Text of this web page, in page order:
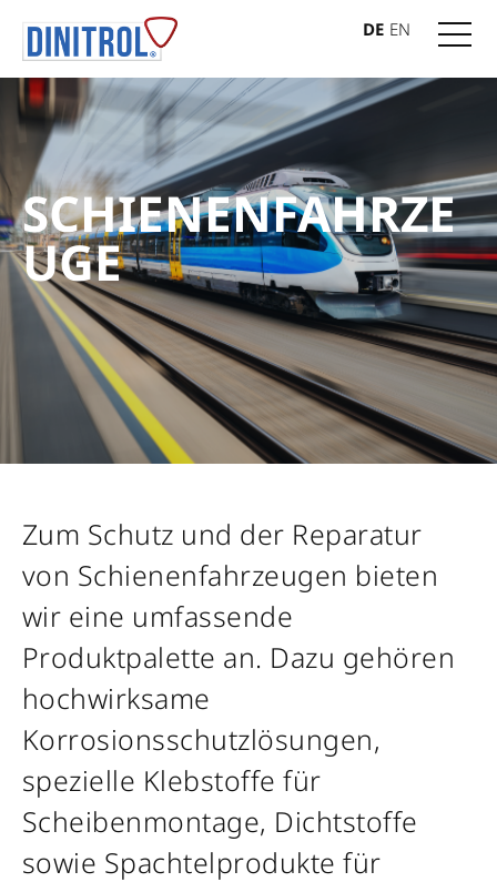
DE EN
SCHIENENFAHRZE
UGE
Zum Schutz und der Reparatur
von Schienenfahrzeugen bieten
wir eine umfassende
Produktpalette an. Dazu gehören
hochwirksame
Korrosionsschutzlösungen,
spezielle Klebstoffe für
Scheibenmontage, Dichtstoffe
sowie Spachtelprodukte für